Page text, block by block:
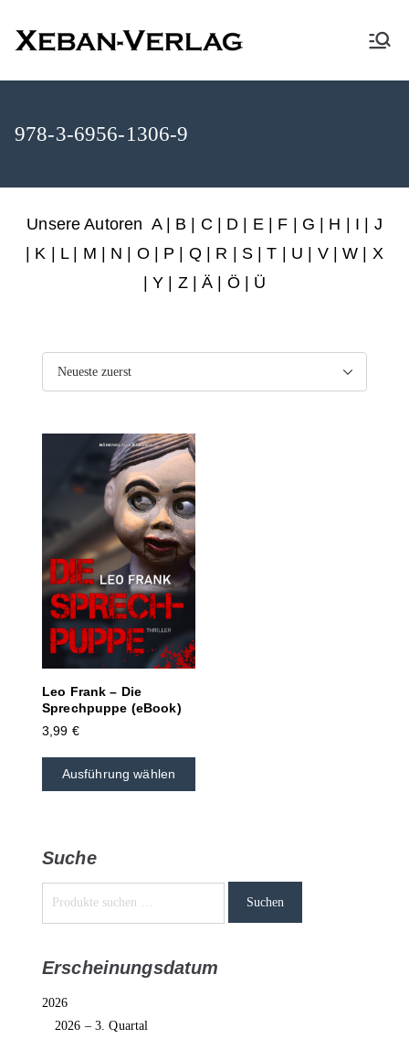
XEBAN-Verlag
978-3-6956-1306-9
Unsere Autoren A| B C D E| F G H I
J
K L| M N O P Q| R S |T U V|W
X
Y Z|Ä | Ö | Ü
Leo Frank – Die
Sprechpuppe (eBook)
3,99 €
Ausführung wählen
Suche
Suchen
Erscheinungsdatum
2026
2026 – 3. Quartal